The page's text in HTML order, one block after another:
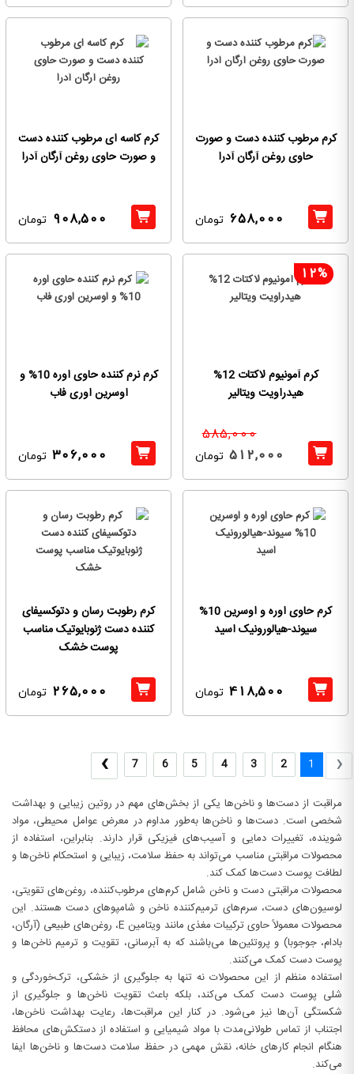
کرم مرطوب کننده دست و صورت
حاوی روغن آرگان آدرا
658,000 تومان
کرم کاسه ای مرطوب کننده دست
و صورت حاوی روغن آرگان آدرا
908,500 تومان
12%
کرم آمونیوم لاکتات 12%
هیدراویت ویتالیر
585,000
512,000 تومان
کرم نرم کننده حاوی اوره 10% و
اوسرین اوری فاب
306,000 تومان
کرم حاوی اوره و اوسرین 10%
سیوند-هیالورونیک اسید
418,500 تومان
کرم رطوبت رسان و دتوکسیفای
کننده دست ژنوبایوتیک مناسب
پوست خشک
265,000 تومان
‹
1
2
3
4
5
6
7
›
مراقبت از دست‌ها و ناخن‌ها یکی از بخش‌های مهم در روتین زیبایی و بهداشت
شخصی است. دست‌ها و ناخن‌ها به‌طور مداوم در معرض عوامل محیطی، مواد
شوینده، تغییرات دمایی و آسیب‌های فیزیکی قرار دارند. بنابراین، استفاده از
محصولات مراقبتی مناسب می‌تواند به حفظ سلامت، زیبایی و استحکام ناخن‌ها و
لطافت پوست دست‌ها کمک کند.
محصولات مراقبتی دست و ناخن شامل کرم‌های مرطوب‌کننده، روغن‌های تقویتی،
لوسیون‌های دست، سرم‌های ترمیم‌کننده ناخن و شامپوهای دست هستند. این
محصولات معمولاً حاوی ترکیبات مغذی مانند ویتامین E، روغن‌های طبیعی (آرگان،
بادام، جوجوبا) و پروتئین‌ها می‌باشند که به آبرسانی، تقویت و ترمیم ناخن‌ها و
پوست دست کمک می‌کنند.
استفاده منظم از این محصولات نه تنها به جلوگیری از خشکی، ترک‌خوردگی و
شلی پوست دست کمک می‌کند، بلکه باعث تقویت ناخن‌ها و جلوگیری از
شکستگی آن‌ها نیز می‌شود. در کنار این مراقبت‌ها، رعایت بهداشت ناخن‌ها،
اجتناب از تماس طولانی‌مدت با مواد شیمیایی و استفاده از دستکش‌های محافظ
هنگام انجام کارهای خانه، نقش مهمی در حفظ سلامت دست‌ها و ناخن‌ها ایفا
می‌کند.